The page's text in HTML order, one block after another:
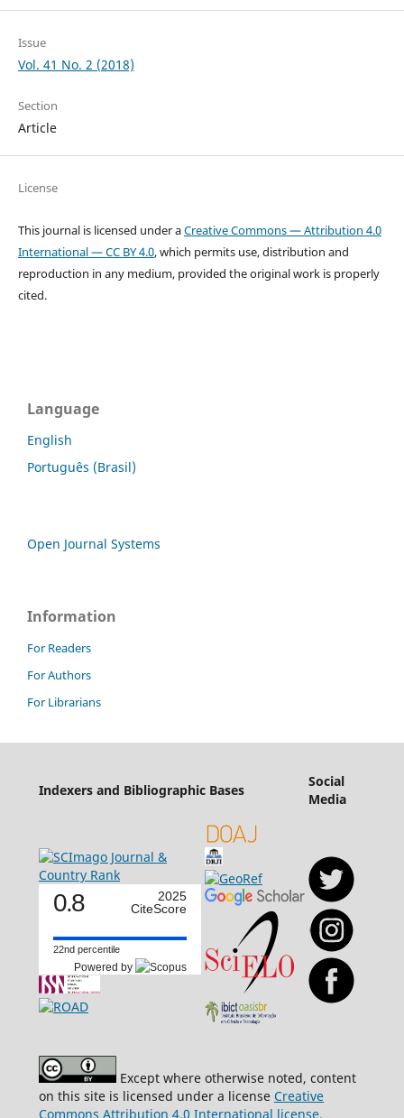
Issue
Vol. 41 No. 2 (2018)
Section
Article
License
This journal is licensed under aCreative Commons — Attribution 4.0
International — CC BY 4.0, which permits use, distribution and
reproduction in any medium, provided the original work is properly
cited.
Language
English
Português (Brasil)
Open Journal Systems
Information
For Readers
For Authors
For Librarians
Indexers and Bibliographic Bases
Social
Media
0.8
2025
CiteScore
22nd percentile
Powered by
Except where otherwise noted, content
on this site is licensed under a license Creative
Commons Attribution 4.0 International license.